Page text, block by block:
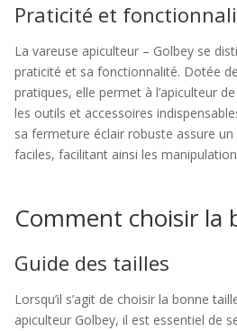
Praticité et
La vareuse apiculteur – Golbey se
praticité et sa fonctionnalité. Dotée
pratiques, elle permet à l’apiculteur
les outils et accessoires
sa fermeture éclair robuste assure
faciles, facilitant ainsi les
Comment choisir la
Guide des tailles
Lorsqu’il s’agit de choisir la bonne
apiculteur Golbey, il est essentiel de